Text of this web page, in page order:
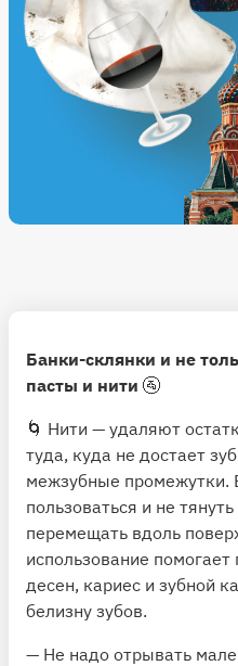
Банки-склянки и не
пасты и нити 🚰
🌀 Нити — удаляют
туда, куда не достает
межзубные промежутки.
пользоваться и не
перемещать вдоль
использование
десен, кариес и зубной
белизну зубов.
— Не надо отрывать